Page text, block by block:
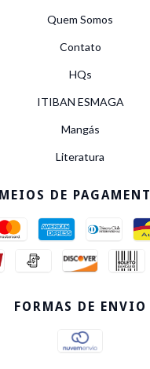
Quem Somos
Contato
HQs
ITIBAN ESMAGA
Mangás
Literatura
MEIOS DE
FORMAS DE ENVIO